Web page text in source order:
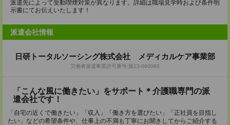
派遣先によって受動喫煙対策が異なります。詳細は職場見学時および条件明
示書にてお伝えいたします！
派遣会社情報
日研トータルソーシング株式会社 メディカルケア事業部
労働者派遣事業許可番号:派13-060060
「こんな風に働きたい」をサポート＊介護職専門の派
遣会社です！
「自宅の近くで働きたい」「収入」「働き方を選びたい」「正社員を目指し
たい」などの希望条件や、仕事上の不満も丁寧にお聞きしてからご紹介する